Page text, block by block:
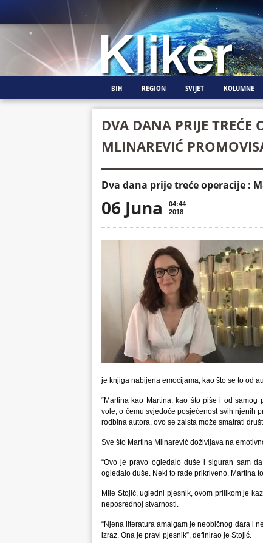
BIH REGION SVIJET KOLUMNE
DVA DANA PRIJE TREĆE
MLINAREVIĆ
Dva dana prije treće operacije :
06 Juna
04:44
2018
je knjiga nabijena emocijama, kao što se to od
“Martina kao Martina, kao što piše i od
vole, o čemu svjedoče posjećenost svih njenih
rodbina autora, ovo se zaista može smatrati
Sve što Martina Mlinarević doživljava na
“Ovo je pravo ogledalo duše i siguran sam
ogledalo duše. Neki to rade prikriveno, Martina
Mile Stojić, ugledni pjesnik, ovom prilikom je
neposrednoj stvarnosti.
“Njena literatura amalgam je neobičnog dara i
izraz. Ona je pravi pjesnik”, definirao je Stojić.